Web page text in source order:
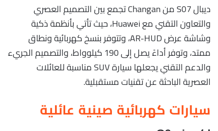
ديبال S07 من Changan تجمع بين التصميم العصري
والتعاون التقني مع Huawei، حيث تأتي بأنظمة ذكية
وشاشة عرض AR-HUD، وتتوفر بنسخ كهربائية ونطاق
ممتد، وتوفر أداءً يصل إلى 190 كيلوواط، والتصميم الجريء
والدعم التقني يجعلها سيارة SUV مناسبة للعائلات
العصرية الباحثة عن تقنيات مستقبلية.
سيارات كهربائية صينية عائلية